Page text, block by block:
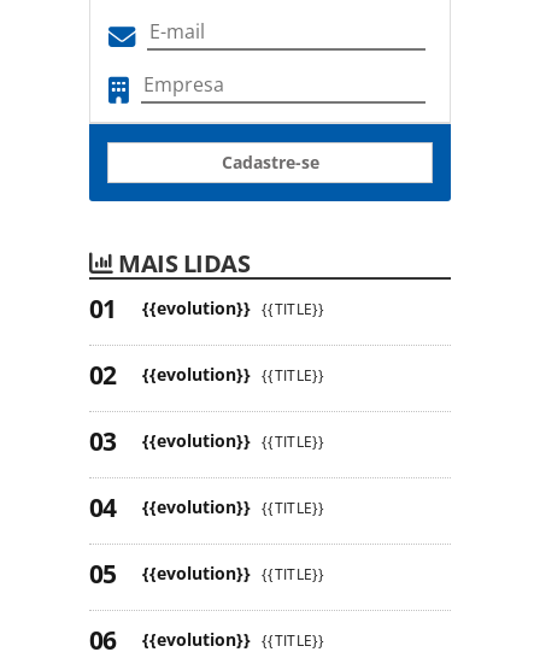
Cadastre-se
MAIS LIDAS
{{evolution}} {{TITLE}}
{{evolution}} {{TITLE}}
{{evolution}} {{TITLE}}
{{evolution}} {{TITLE}}
{{evolution}} {{TITLE}}
{{evolution}} {{TITLE}}